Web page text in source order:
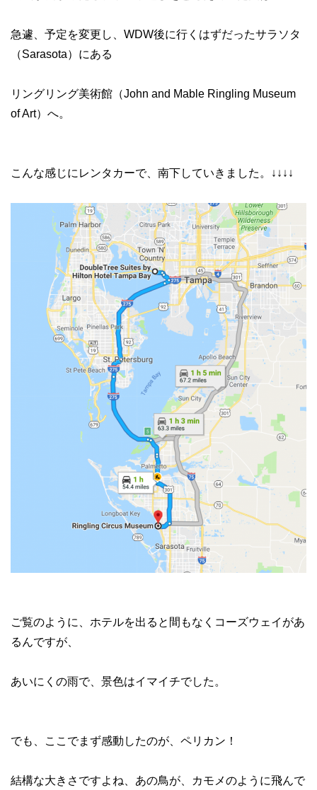
急遽、予定を変更し、WDW後に行くはずだったサラソタ
（Sarasota）にある
リングリング美術館（John and Mable Ringling Museum
of Art）へ。
こんな感じにレンタカーで、南下していきました。↓↓↓↓
ご覧のように、ホテルを出ると間もなくコーズウェイがあ
るんですが、
あいにくの雨で、景色はイマイチでした。
でも、ここでまず感動したのが、ペリカン！
結構な大きさですよね、あの鳥が、カモメのように飛んで